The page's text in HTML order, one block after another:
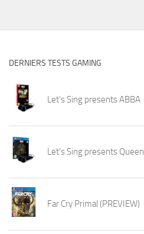
DERNIERS TESTS GAMING
Let's Sing presents ABBA
Let's Sing presents Queen
Far Cry Primal (PREVIEW)